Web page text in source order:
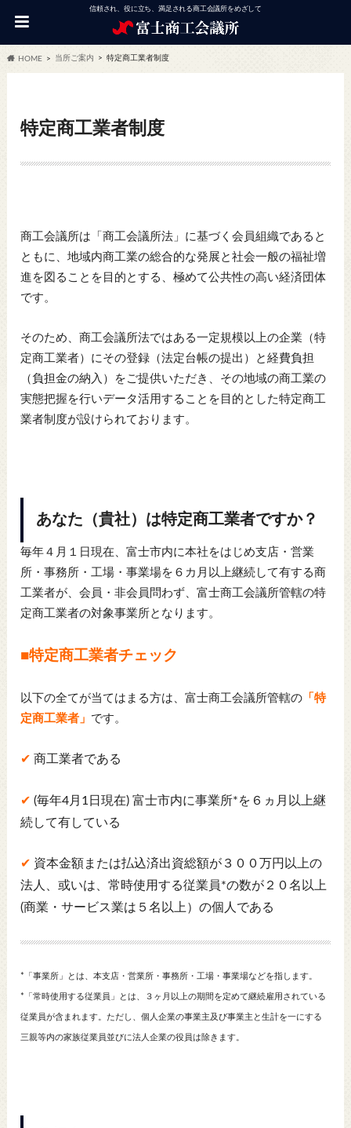
信頼され、役に立ち、満足される商工会議所をめざして
HOME 当所ご案内 特定商工業者制度
特定商工業者制度
商工会議所は「商工会議所法」に基づく会員組織であると
ともに、地域内商工業の総合的な発展と社会一般の福祉増
進を図ることを目的とする、極めて公共性の高い経済団体
です。
そのため、商工会議所法ではある一定規模以上の企業（特
定商工業者）にその登録（法定台帳の提出）と経費負担
（負担金の納入）をご提供いただき、その地域の商工業の
実態把握を行いデータ活用することを目的とした特定商工
業者制度が設けられております。
あなた（貴社）は特定商工業者ですか？
毎年４月１日現在、富士市内に本社をはじめ支店・営業
所・事務所・工場・事業場を６カ月以上継続して有する商
工業者が、会員・非会員問わず、富士商工会議所管轄の特
定商工業者の対象事業所となります。
■特定商工業者チェック
以下の全てが当てはまる方は、富士商工会議所管轄の 「特
定商工業者」 です。
✔ 商工業者である
✔ (毎年4月1日現在) 富士市内に事業所*を６ヵ月以上継
続して有している
✔ 資本金額または払込済出資総額が３００万円以上の
法人、或いは、常時使用する従業員*の数が２０名以上
(商業・サービス業は５名以上）の個人である
*「事業所」とは、本支店・営業所・事務所・工場・事業場などを指します。
*「常時使用する従業員」とは、３ヶ月以上の期間を定めて継続雇用されている
従業員が含まれます。ただし、個人企業の事業主及び事業主と生計を一にする
三親等内の家族従業員並びに法人企業の役員は除きます。